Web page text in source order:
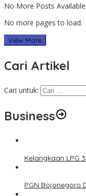
No More Posts Available.
No more pages to load.
View More
Cari Artikel
Cari untuk:
Business
Kelangkaan LPG
PGN Bojonegoro